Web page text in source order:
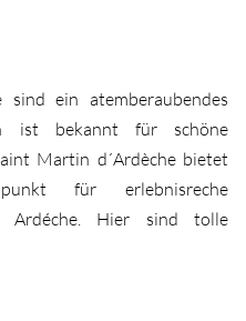
ein atemberaubendes
ist bekannt für schöne
Martin d´Ardèche bietet
für erlebnisreche
Ardéche. Hier sind tolle